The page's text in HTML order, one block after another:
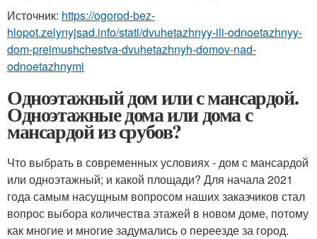
Источник: https://ogorod-bez-
hlopot.zelynyjsad.info/stati/dvuhetazhnyy-ili-odnoetazhnyy-
dom-preimushchestva-dvuhetazhnyh-domov-nad-
odnoetazhnymi
Одноэтажный дом или с мансардой.
Одноэтажные дома или дома с
мансардой из срубов?
Что выбрать в современных условиях - дом с мансардой
или одноэтажный; и какой площади? Для начала 2021
года самым насущным вопросом наших заказчиков стал
вопрос выбора количества этажей в новом доме, потому
как многие и многие задумались о переезде за город.